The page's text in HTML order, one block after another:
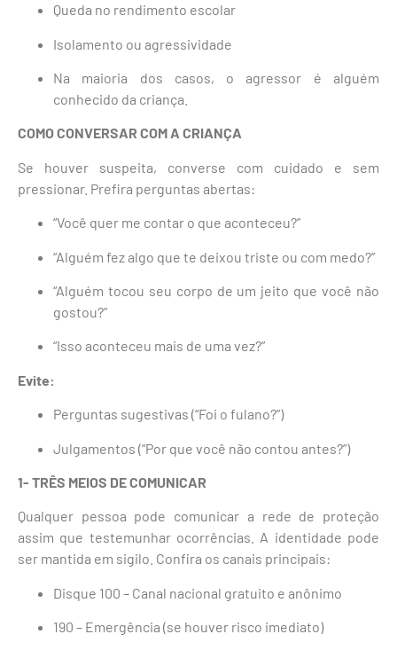
Queda no rendimento escolar
Isolamento ou agressividade
Na maioria dos casos, o agressor é alguém
conhecido da criança.
COMO CONVERSAR COM A CRIANÇA
Se houver suspeita, converse com cuidado e sem
pressionar. Prefira perguntas abertas:
“Você quer me contar o que aconteceu?”
“Alguém fez algo que te deixou triste ou com medo?”
“Alguém tocou seu corpo de um jeito que você não
gostou?”
“Isso aconteceu mais de uma vez?”
Evite:
Perguntas sugestivas (“Foi o fulano?”)
Julgamentos (“Por que você não contou antes?”)
1- TRÊS MEIOS DE COMUNICAR
Qualquer pessoa pode comunicar a rede de proteção
assim que testemunhar ocorrências. A identidade pode
ser mantida em sigilo. Confira os canais principais:
Disque 100 – Canal nacional gratuito e anônimo
190 – Emergência (se houver risco imediato)